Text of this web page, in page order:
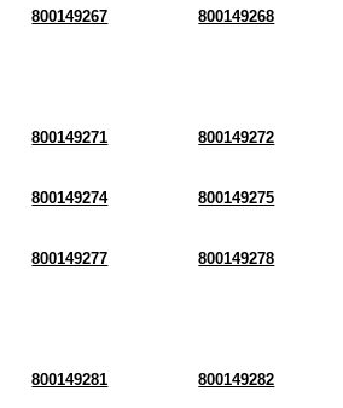
800149267 800149268
800149271 800149272
800149274 800149275
800149277 800149278
800149281 800149282